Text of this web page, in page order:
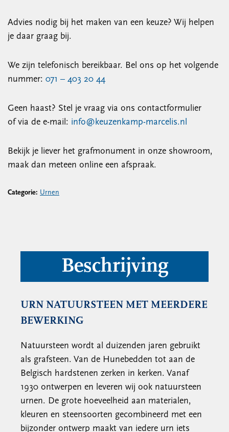
Advies nodig bij het maken van een keuze? Wij helpen
je daar graag bij.
We zijn telefonisch bereikbaar. Bel ons op het volgende
nummer: 071 – 403 20 44
Geen haast? Stel je vraag via ons contactformulier
of via de e-mail: info@keuzenkamp-marcelis.nl
Bekijk je liever het grafmonument in onze showroom,
maak dan meteen online een afspraak.
Categorie: Urnen
Beschrijving
URN NATUURSTEEN MET MEERDERE
BEWERKING
Natuursteen wordt al duizenden jaren gebruikt
als grafsteen. Van de Hunebedden tot aan de
Belgisch hardstenen zerken in kerken. Vanaf
1930 ontwerpen en leveren wij ook natuursteen
urnen. De grote hoeveelheid aan materialen,
kleuren en steensoorten gecombineerd met een
bijzonder ontwerp maakt van iedere urn iets